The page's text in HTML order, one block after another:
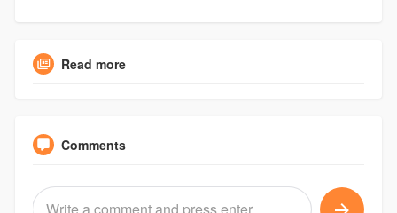
Read more
Comments